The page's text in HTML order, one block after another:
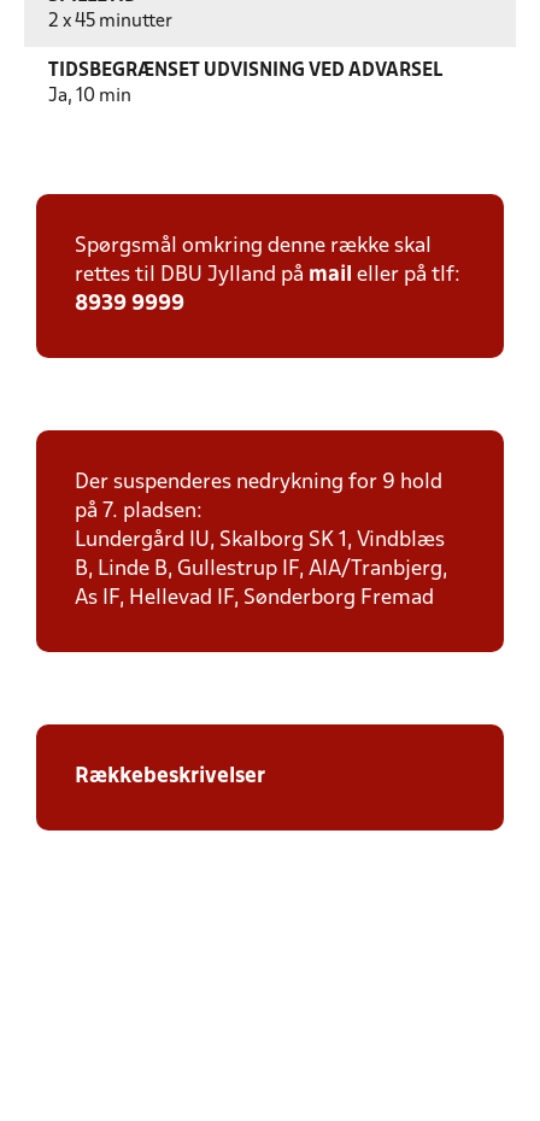
2 x 45 minutter
TIDSBEGRÆNSET UDVISNING VED ADVARSEL
Ja, 10 min
Spørgsmål omkring denne række skal
rettes til DBU Jylland på mail eller på tlf:
8939 9999
Der suspenderes nedrykning for 9 hold
på 7. pladsen:
Lundergård IU, Skalborg SK 1, Vindblæs
B, Linde B, Gullestrup IF, AIA/Tranbjerg,
As IF, Hellevad IF, Sønderborg Fremad
Rækkebeskrivelser